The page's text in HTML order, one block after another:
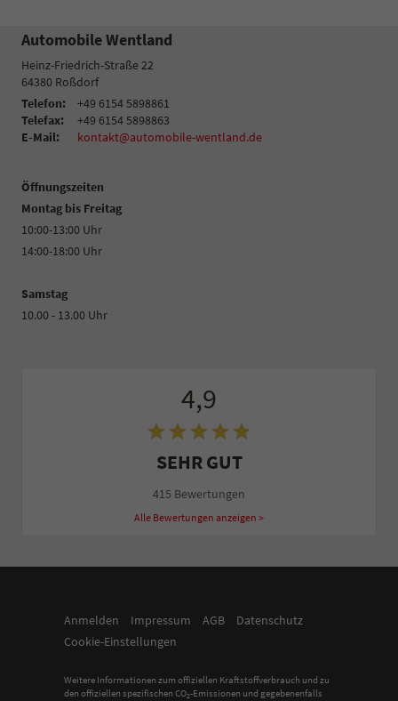
Automobile Wentland
Heinz-Friedrich-Straße 22
64380 Roßdorf
Telefon:
+49 6154 5898861
Telefax:
+49 6154 5898863
E-Mail:
kontakt@automobile-wentland.de
Öffnungszeiten
Montag bis Freitag
10:00-13:00 Uhr
14:00-18:00 Uhr
Samstag
10.00 - 13.00 Uhr
4,9
SEHR GUT
415 Bewertungen
Alle Bewertungen anzeigen >
Anmelden Impressum AGB
Datenschutz
Cookie-Einstellungen
Weitere Informationen zum offiziellen Kraftstoffverbrauch und zu
den offiziellen spezifischen CO2-Emissionen und gegebenenfalls